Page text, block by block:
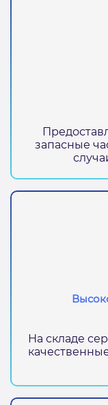
запасные
На складе